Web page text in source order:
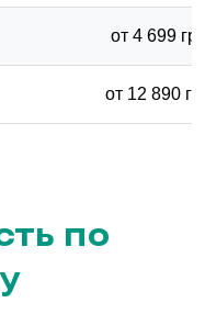
от 4 699
от 12 890
по